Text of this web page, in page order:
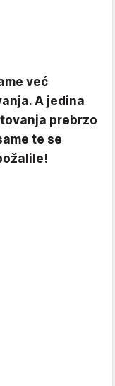
već
A jedina
prebrzo
te se